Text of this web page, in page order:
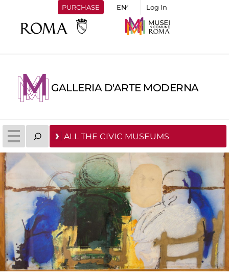
PURCHASE Log In
GALLERIA D'ARTE MODERNA
ALL THE CIVIC MUSEUMS